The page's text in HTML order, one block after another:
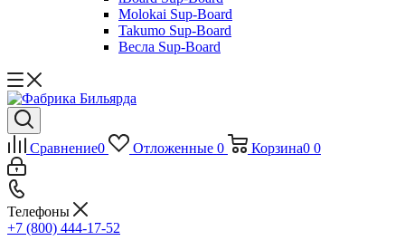
Molokai Sup-Board
Takumo Sup-Board
Весла Sup-Board
Сравнение0 Отложенные 0 Корзина0 0
Телефоны
+7 (800) 444-17-52